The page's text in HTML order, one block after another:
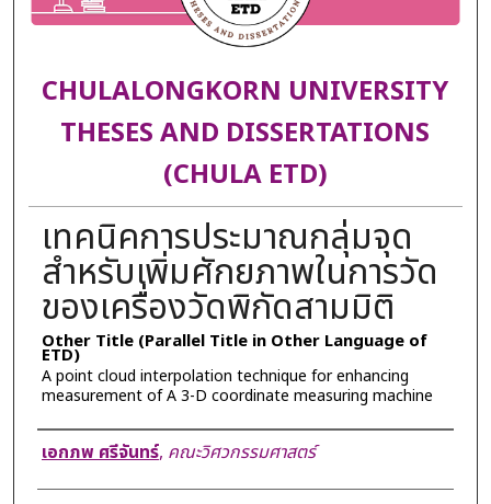
CHULALONGKORN UNIVERSITY
THESES AND DISSERTATIONS
(CHULA ETD)
เทคนิคการประมาณกลุ่มจุด
สำหรับเพิ่มศักยภาพในการวัด
ของเครื่องวัดพิกัดสามมิติ
Other Title (Parallel Title in Other Language of
ETD)
A point cloud interpolation technique for enhancing
measurement of A 3-D coordinate measuring machine
Author
เอกภพ ศรีจันทร์, คณะวิศวกรรมศาสตร์